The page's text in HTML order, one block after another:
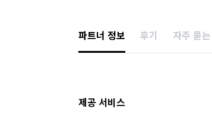
파트너 정보 후기 자주 묻
제공 서비스